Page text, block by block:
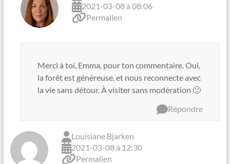
2021-03-08 à 08:06
Permalien
Merci à toi, Emma, pour ton commentaire. Oui,
la forêt est généreuse, et nous reconnecte avec
la vie sans détour. À visiter sans modération 🙂
Répondre
Louisiane Bjarken
2021-03-08 à 12:30
Permalien